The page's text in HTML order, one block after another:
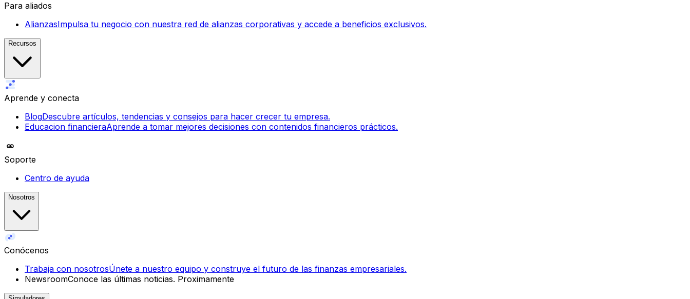
Para aliados
AlianzasImpulsa tu negocio con nuestra red de alianzas corporativas y accede a beneficios exclusivos.
Recursos
Aprende y conecta
BlogDescubre artículos, tendencias y consejos para hacer crecer tu empresa.
Educacion financieraAprende a tomar mejores decisiones con contenidos financieros prácticos.
Soporte
Centro de ayuda
Nosotros
Conócenos
Trabaja con nosotrosÚnete a nuestro equipo y construye el futuro de las finanzas empresariales.
NewsroomConoce las últimas noticias. Proximamente